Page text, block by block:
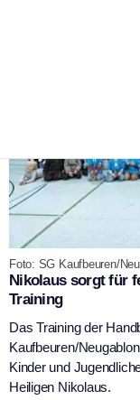
Foto: SG Kaufbeuren/
Nikolaus sorgt für
Training
Das Training der
Kaufbeuren/
Kinder und
Heiligen Nikolaus.